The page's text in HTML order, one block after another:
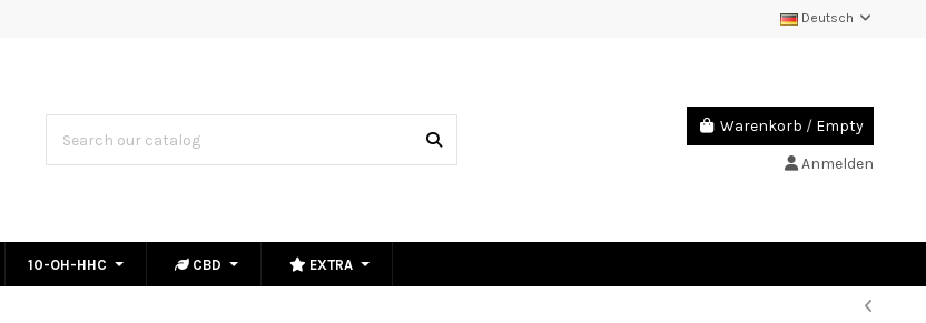
Deutsch
Warenkorb / Empty
Anmelden
10-OH-HHC CBD EXTRA